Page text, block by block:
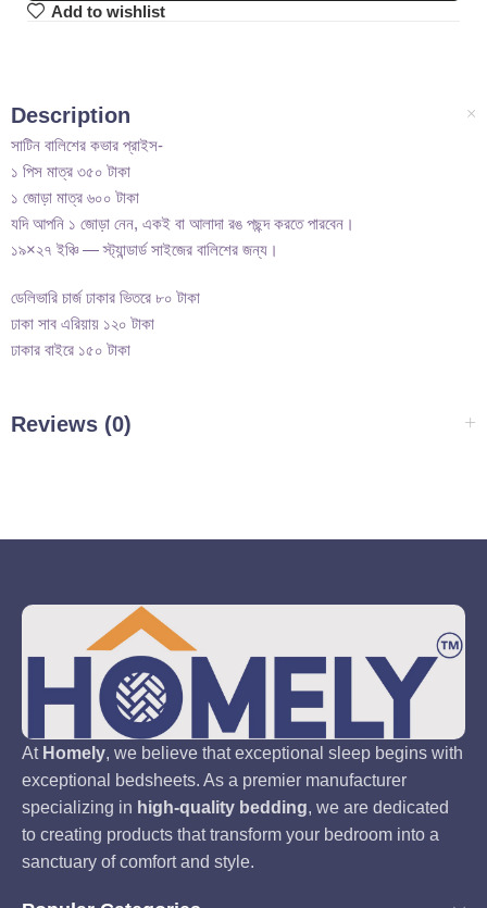
Add to wishlist
Description
সাটিন বালিশের কভার প্রাইস-
১ পিস মাত্র ৩৫০ টাকা
১ জোড়া মাত্র ৬০০ টাকা
যদি আপনি ১ জোড়া নেন, একই বা আলাদা রঙ পছন্দ করতে পারবেন।
১৯×২৭ ইঞ্চি — স্ট্যান্ডার্ড সাইজের বালিশের জন্য।
ডেলিভারি চার্জ ঢাকার ভিতরে ৮০ টাকা
ঢাকা সাব এরিয়ায় ১২০ টাকা
ঢাকার বাইরে ১৫০ টাকা
Reviews (0)
At Homely, we believe that exceptional sleep begins with
exceptional bedsheets. As a premier manufacturer
specializing in high-quality bedding, we are dedicated
to creating products that transform your bedroom into a
sanctuary of comfort and style.